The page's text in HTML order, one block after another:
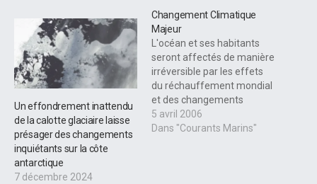
Un effondrement inattendu
de la calotte glaciaire laisse
présager des changements
inquiétants sur la côte
antarctique
7 décembre 2024
Changement Climatique
Majeur
L'océan et ses habitants
seront affectés de manière
irréversible par les effets
du réchauffement mondial
et des changements
climatiques. Les
scientifiques expliquent
5 avril 2006
Dans "Courants Marins"